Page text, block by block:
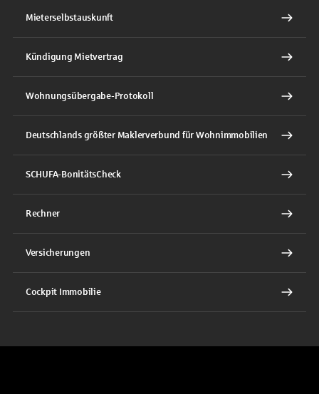
Mieterselbstauskunft
Kündigung Mietvertrag
Wohnungsübergabe-Protokoll
Deutschlands größter Maklerverbund für Wohnimmobilien
SCHUFA-BonitätsCheck
Rechner
Versicherungen
Cockpit Immobilie